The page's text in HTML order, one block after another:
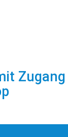
Zugang